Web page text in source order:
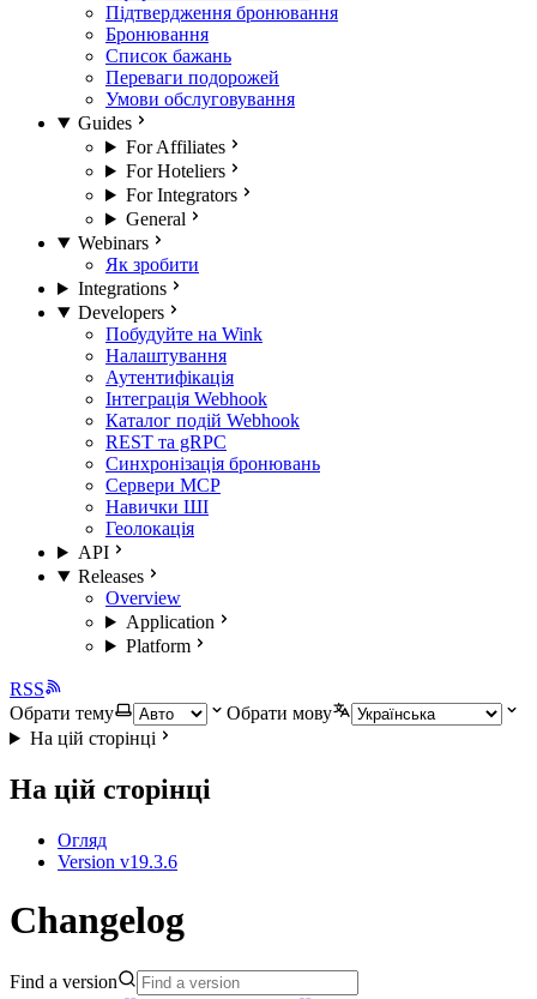
Підтвердження бронювання
Бронювання
Список бажань
Переваги подорожей
Умови обслуговування
Guides
For Affiliates
For Hoteliers
For Integrators
General
Webinars
Як зробити
Integrations
Developers
Побудуйте на Wink
Налаштування
Аутентифікація
Інтеграція Webhook
Каталог подій Webhook
REST та gRPC
Синхронізація бронювань
Сервери MCP
Навички ШІ
Геолокація
API
Releases
Overview
Application
Platform
RSS
Обрати тему
Обрати мову
На цій сторінці
На цій сторінці
Огляд
Version v19.3.6
Changelog
Find a version